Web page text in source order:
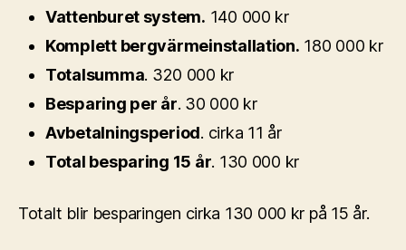
Vattenburet system. 140 000 kr
Komplett bergvärmeinstallation. 180 000 kr
Totalsumma. 320 000 kr
Besparing per år. 30 000 kr
Avbetalningsperiod. cirka 11 år
Total besparing 15 år. 130 000 kr
Totalt blir besparingen cirka 130 000 kr på 15 år.